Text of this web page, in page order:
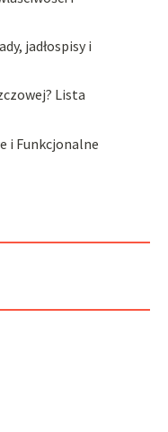
jadłospisy i
Lista
i Funkcjonalne